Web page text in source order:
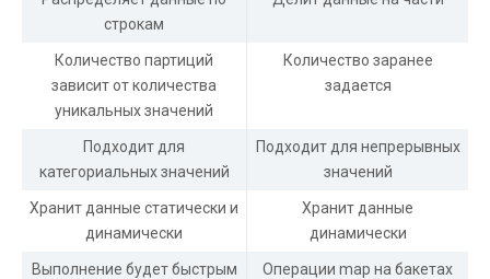
строкам
Количество партиций
зависит от количества
уникальных значений
Количество заранее
задается
Подходит для
категориальных значений
Подходит для непрерывных
значений
Хранит данные статически и
динамически
Хранит данные
динамически
Выполнение будет быстрым
Операции map на бакетах